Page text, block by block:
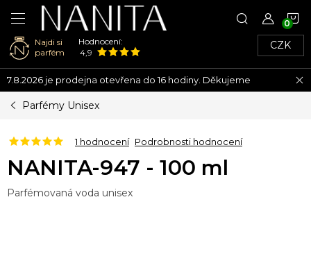
Přejít
na
obsah
Najdi si
parfém
Hodnocení:
4,9
CZK
7.8.2026 je prodejna otevřena do 16 hodiny. Děkujeme
Parfémy Unisex
1 hodnocení Podrobnosti hodnocení
NANITA-947 - 100 ml
Parfémovaná voda unisex